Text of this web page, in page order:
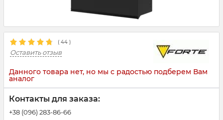
( 44 )
Оставить отзыв
Данного товара нет, но мы с радостью подберем Вам
аналог
Контакты для заказа:
+38 (096) 283-86-66